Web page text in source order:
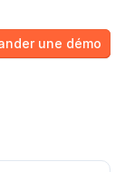
une démo